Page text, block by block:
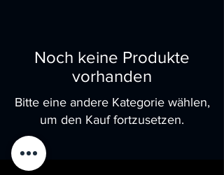
Noch keine Produkte
vorhanden
Bitte eine andere Kategorie wählen,
um den Kauf fortzusetzen.